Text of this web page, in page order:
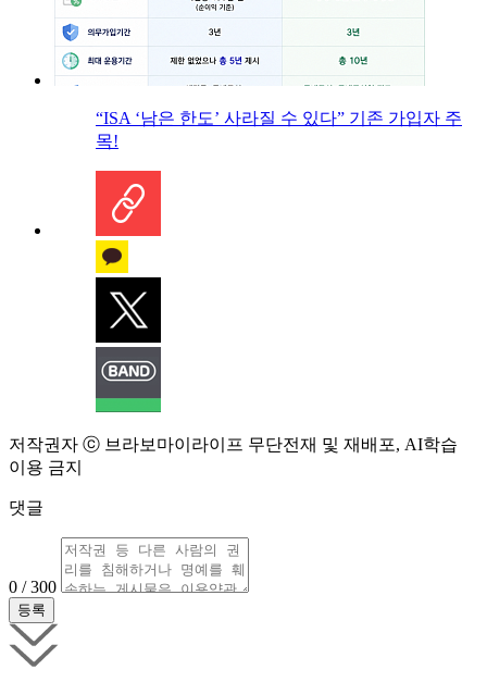
“ISA ‘남은 한도’ 사라질 수 있다” 기존 가입자 주
목!
저작권자 ⓒ 브라보마이라이프 무단전재 및 재배포, AI학습
이용 금지
댓글
0 / 300